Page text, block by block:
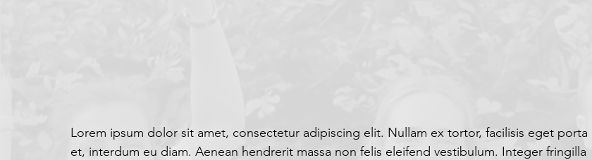
Lorem ipsum dolor sit amet, consectetur adipiscing elit. Nullam ex tortor, facilisis eget porta
et, interdum eu diam. Aenean hendrerit massa non felis eleifend vestibulum. Integer fringilla